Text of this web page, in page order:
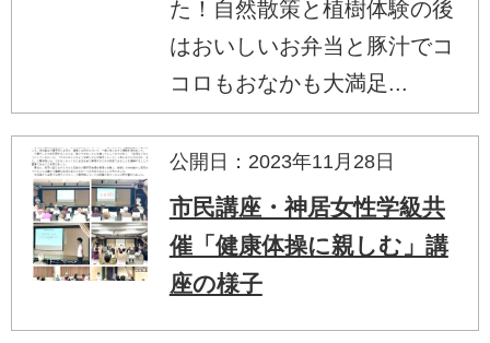
た！自然散策と植樹体験の後
はおいしいお弁当と豚汁でコ
コロもおなかも大満足...
公開日：2023年11月28日
市民講座・神居女性学級共
催「健康体操に親しむ」講
座の様子